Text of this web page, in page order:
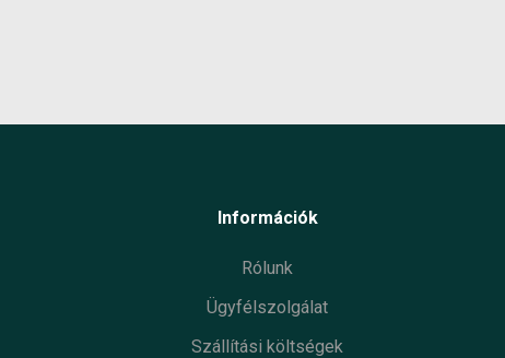
Információk
Rólunk
Ügyfélszolgálat
Szállítási költségek